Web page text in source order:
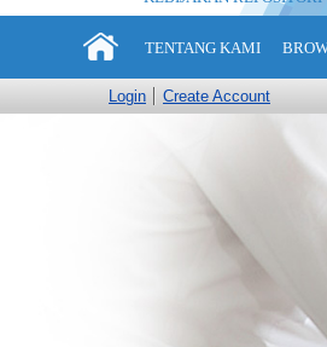
TENTANG KAMI
Login Create Account